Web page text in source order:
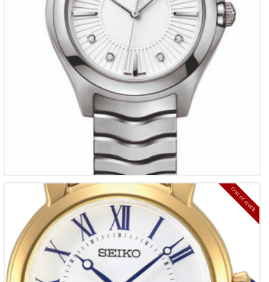
Out of stock
Seiko dames horloge
€310